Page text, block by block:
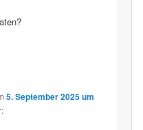
5. September 2025 um
: